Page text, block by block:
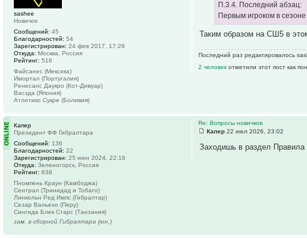
П.3.4. Последний абзац:
Первым игроком в сезоне
Таким образом на СШ5 в
Последний раз редактировалось
2 человекотметили этот пост как
sashee
Новичок
Сообщений: 45
Благодарностей: 54
Зарегистрирован: 24 фев 2017, 17:29
Откуда: Москва, Россия
Рейтинг: 516
Файсанес (Мексика)
Имортал (Португалия)
Ренесанс Даукро (Кот-Дивуар)
Васэда (Япония)
Атлетико Сукре (Боливия)
Re: Вопросы новичков
Капер 22 июл 2026, 23:02
Заходишь в раздел Правила
Капер
Президент ФФ Гибралтара
Сообщений: 136
Благодарностей: 22
Зарегистрирован: 25 июн 2024, 22:16
Откуда: Зеленогорск, Россия
Рейтинг: 638
Пномпень Краун (Камбоджа)
Сентрал (Тринидад и Тобаго)
Линкольн Ред Импс (Гибралтар)
Сезар Вальехо (Перу)
Сингида Блек Старс (Танзания)
зам. в сборной Гибралтара (юн.)